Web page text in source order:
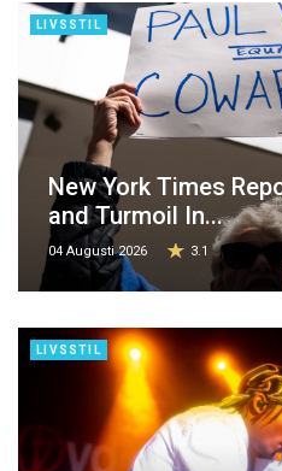
LIVSSTIL
New York Times
and Turmoil In...
04 Augusti 2026 3.1
LIVSSTIL